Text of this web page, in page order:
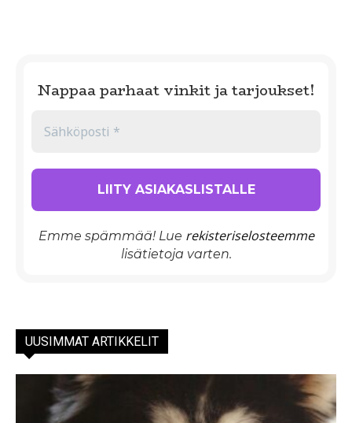
Nappaa parhaat vinkit ja tarjoukset!
Emme spämmää! Lue rekisteriselosteemme
lisätietoja varten.
UUSIMMAT ARTIKKELIT